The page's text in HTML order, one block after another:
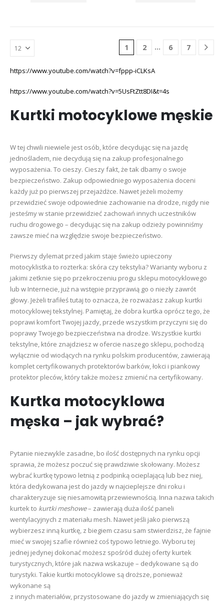
wybrać
stronie
Opcje
można
1 2 … 6 7
https://www.youtube.com/watch?v=fppp-iCLKsA
https://www.youtube.com/watch?v=5UsFtZtt8DI&t=4s
Kurtki motocyklowe męskie
W tej chwili niewiele jest osób, które decydując się na jazdę
jednośladem, nie decydują się na zakup profesjonalnego
wyposażenia. To cieszy. Cieszy fakt, że tak dbamy o swoje
bezpieczeństwo. Zakup odpowiedniego wyposażenia doceni
każdy już po pierwszej przejażdżce. Nawet jeżeli możemy
przewidzieć swoje odpowiednie zachowanie na drodze, nigdy nie
jesteśmy w stanie przewidzieć zachowań innych uczestników
ruchu drogowego – decydując się na zakup odzieży powinniśmy
zawsze mieć na względzie swoje bezpieczeństwo.
Pierwszy dylemat przed jakim staje świeżo upieczony
motocyklistka to rozterka: skóra czy tekstylia? Warianty wyboru z
jakimi zetknie się po przekroczeniu progu sklepu motocyklowego
lub w Internecie, już na wstępie przyprawią go o niezły zawrót
głowy. Jeżeli trafiłeś tutaj to oznacza, że rozważasz zakup kurtki
motocyklowej tekstylnej. Pamiętaj, że dobra kurtka oprócz tego, że
poprawi komfort Twojej jazdy, przede wszystkim przyczyni się do
poprawy Twojego bezpieczeństwa na drodze. Wszystkie kurtki
tekstylne, które znajdziesz w ofercie naszego sklepu, pochodzą
wyłącznie od wiodących na rynku polskim producentów, zawierają
komplet certyfikowanych protektorów barków, łokci i piankowy
protektor pleców, który także możesz zmienić na certyfikowany.
Kurtka motocyklowa
męska – jak wybrać?
Pytanie niezwykle zasadne, bo ilość dostępnych na rynku opcji
sprawia, że możesz poczuć się prawdziwie skołowany. Możesz
wybrać kurtkę typowo letnią z podpinką ocieplającą lub bez niej,
która dedykowana jest do jazdy w najcieplejsze dni roku i
charakteryzuje się niesamowitą przewiewnością. Inna nazwa takich
kurtek to kurtki meshowe– zawierają duża ilość paneli
wentylacyjnych z materiału mesh. Nawet jeśli jako pierwszą
wybierzesz inną kurtkę, z biegiem czasu sam stwierdzisz, że fajnie
mieć w swojej szafie również coś typowo letniego. Wyboru tej
jednej jedynej dokonać możesz spośród dużej oferty kurtek
turystycznych, które jak nazwa wskazuje – dedykowane są do
turystyki. Takie kurtki motocyklowe są droższe, ponieważ
wykonane są
z innych materiałów, przystosowane do jazdy w zmieniających się